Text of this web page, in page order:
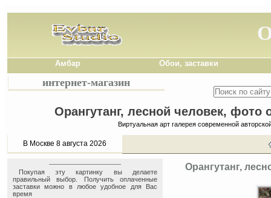
Амбар Обои, заставки
интернет-магазин
Орангутанг, лесной человек, фото
Виртуальная арт галерея современной
В Москве 8 августа 2026
Покупая эту картинку вы делаете
правильный выбор. Получить оплаченные
заставки можно в любое удобное для Вас
время
Орангутанг,